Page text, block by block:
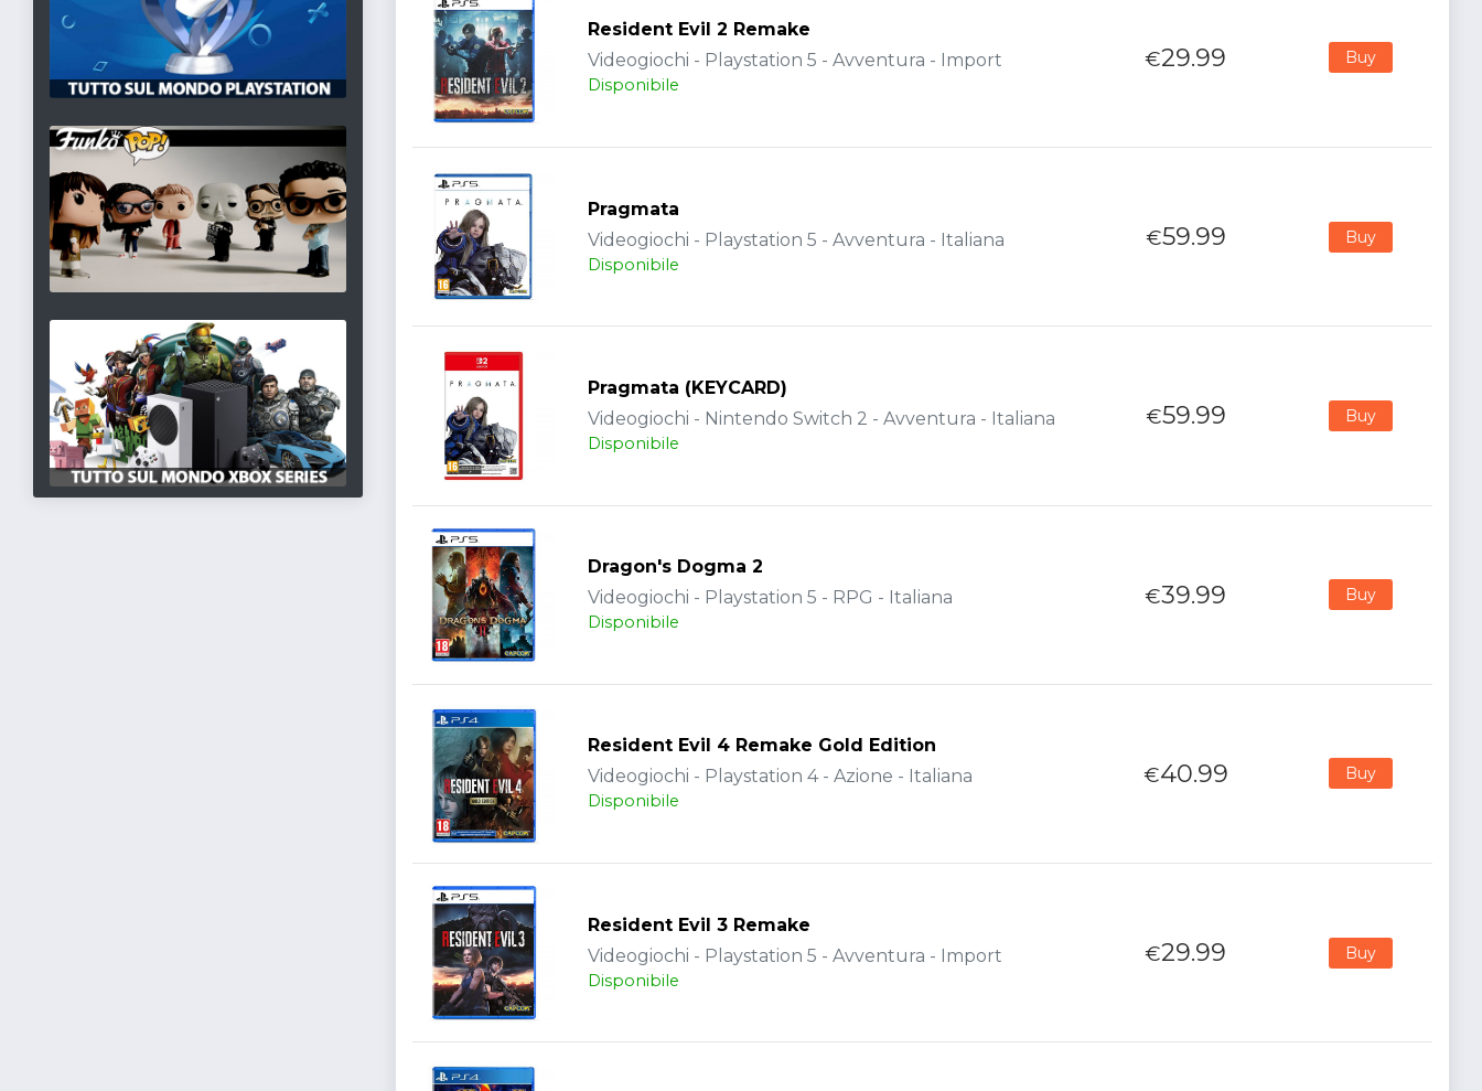
Resident Evil 2 Remake
Videogiochi - Playstation 5 - Avventura - Import
Disponibile
€29.99 Buy
Pragmata
Videogiochi - Playstation 5 - Avventura - Italiana
Disponibile
€59.99 Buy
Pragmata (KEYCARD)
Videogiochi - Nintendo Switch 2 - Avventura - Italiana
Disponibile
€59.99 Buy
Dragon's Dogma 2
Videogiochi - Playstation 5 - RPG - Italiana
Disponibile
€39.99 Buy
Resident Evil 4 Remake Gold Edition
Videogiochi - Playstation 4 - Azione - Italiana
Disponibile
€40.99 Buy
Resident Evil 3 Remake
Videogiochi - Playstation 5 - Avventura - Import
Disponibile
€29.99 Buy